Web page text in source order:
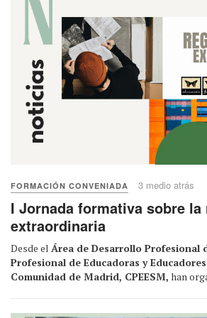
FORMACIÓN CONVENIADA 3 medio atrás
I Jornada formativa sobre
extraordinaria
Desde el Área de Desarrollo Profesional
Profesional de Educadoras y
Comunidad de Madrid, CPEESM, han